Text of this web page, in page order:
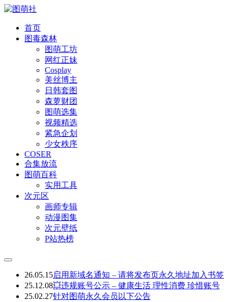
首页
图毒森林
图萌工坊
网红正妹
Cosplay
美丝博主
日韩套图
森萝财团
图萌选集
视频精选
紧急企划
少女秩序
COSER
合集放流
图萌百科
实用工具
次元区
画师专辑
动漫图集
次元壁纸
P站热榜
26.05.15启用新域名通知 – 请将发布页永久地址加入书签
25.12.08💥违规账号公示 – 健康生活 理性消费 珍惜账号
25.02.27针对图萌永久会员以下公告